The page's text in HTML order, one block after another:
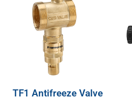
TF1 Antifreeze Valve